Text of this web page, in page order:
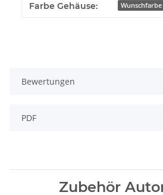
Farbe Gehäuse: Wunschfarbe
Bewertungen
PDF
Zubehör